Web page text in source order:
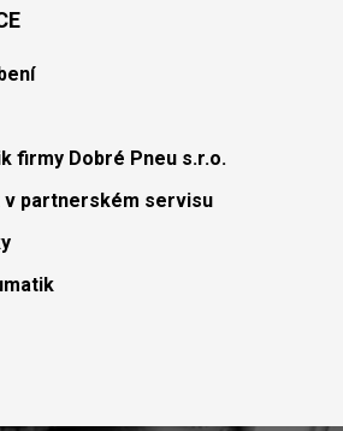
firmy Dobré Pneu s.r.o.
v partnerském servisu